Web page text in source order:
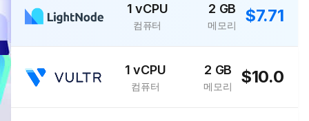
1 vCPU
컴퓨터
2 GB
메모리 $7.71
1 vCPU
컴퓨터
2 GB
메모리 $10.0